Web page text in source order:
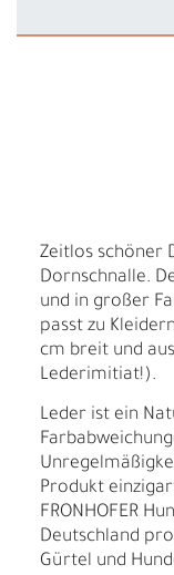
Zeitlos schöner
Dornschnalle.
und in großer
passt zu
cm breit und
Lederimitiat!).
Leder ist ein
Produkt
FRONHOFER
Deutschland
Gürtel und